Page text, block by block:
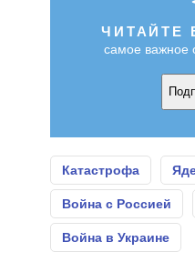
ЧИТАЙТЕ
самое важное
Катастрофа
Война с Россией
Война в Украине